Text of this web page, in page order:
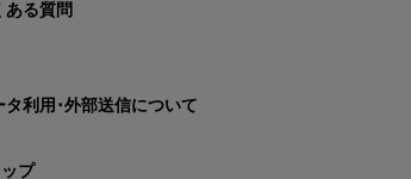
ある質問
タ利用･外部送信について
プ